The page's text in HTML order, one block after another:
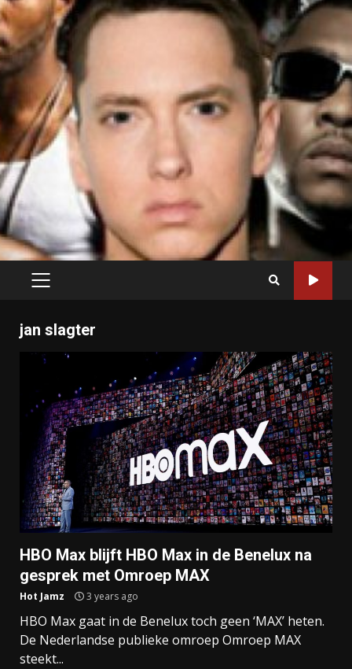
PRIMARY
jan slagter
HBO Max blijft HBO Max in de Benelux na
gesprek met Omroep MAX
Hot Jamz 3 years ago
HBO Max gaat in de Benelux toch geen ‘MAX’ heten.
De Nederlandse publieke omroep Omroep MAX
steekt...